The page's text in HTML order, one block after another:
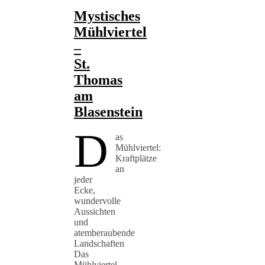
Mystisches
Mühlviertel
–
St.
Thomas
am
Blasenstein
D
as
Mühlviertel:
Kraftplätze
an
jeder
Ecke,
wundervolle
Aussichten
und
atemberaubende
Landschaften
Das